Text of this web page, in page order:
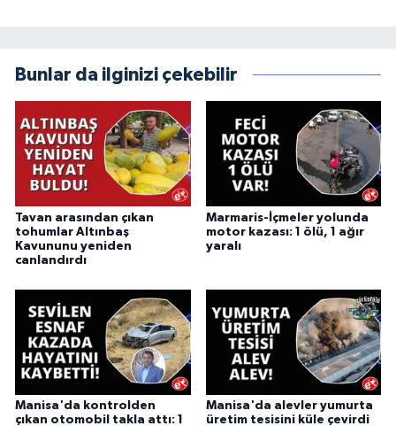
Bunlar da ilginizi çekebilir
Tavan arasından çıkan
tohumlar Altınbaş
Kavununu yeniden
canlandırdı
Marmaris-İçmeler yolunda
motor kazası: 1 ölü, 1 ağır
yaralı
Manisa'da kontrolden
çıkan otomobil takla attı: 1
Manisa'da alevler yumurta
üretim tesisini küle çevirdi